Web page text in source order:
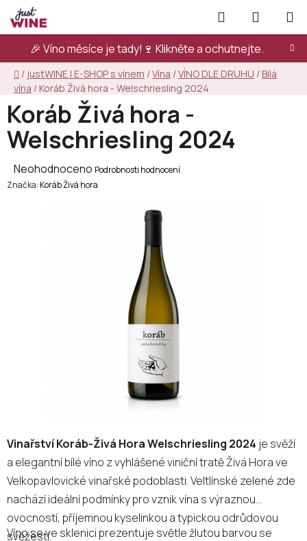
Přejít
na
obsah
🎉 Víno měsíce je tady!🍷 Klikněte a ochutnejte.
Hledat
KOŠÍK
Domů
/ justWINE | E-SHOP s vínem /Vína /VÍNO DLE DRUHU / Bílá
vína / Koráb Živá hora - Welschriesling 2024
Vinařství Koráb-Živá Hora Welschriesling 2024 je svěží
a elegantní bílé víno z vyhlášené viniční tratě Živá Hora ve
Velkopavlovické vinařské podoblasti. Veltlínské zelené zde
nachází ideální podmínky pro vznik vína s výraznou
ovocností, příjemnou kyselinkou a typickou odrůdovou
svěžestí.
Víno se ve sklenici prezentuje světle žlutou barvou se
Koráb Živá hora -
Welschriesling 2024
Průměrné
hodnocení
Neohodnoceno Podrobnosti hodnocení
Značka: Koráb Živá hora